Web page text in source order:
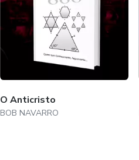
O Anticristo
BOB NAVARRO